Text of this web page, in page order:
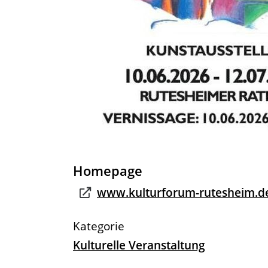
Homepage
www.kulturforum-
Kulturelle Veranstaltung